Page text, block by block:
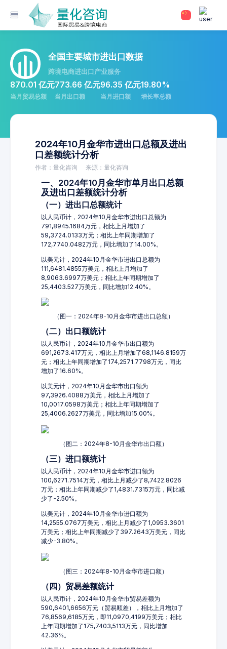
全国主要城市进出口数据
跨境电商进出口产业服务
870.01 亿元
当月贸易总额
773.66 亿元
当月出口额
96.35 亿元
当月进口额
19.80%
增长率总额
2024年10月金华市进出口总额及进出
口差额统计分析
作者：量化咨询 来源：量化咨询
一、2024年10月金华市单月出口总额
及进出口差额统计分析
（一）进出口总额统计
以人民币计，2024年10月金华市进出口总额为
791,8945.1684万元，相比上月增加了
59,3724.0133万元；相比上年同期增加了
172,7740.0482万元，同比增加了14.00%。
以美元计，2024年10月金华市进出口总额为
111,6481.4855万美元，相比上月增加了
8,9063.6997万美元；相比上年同期增加了
25,4403.527万美元，同比增加12.40%。
（图一：2024年8-10月金华市进出口总额）
（二）出口额统计
以人民币计，2024年10月金华市出口额为
691,2673.417万元，相比上月增加了68,1146.8159万
元；相比上年同期增加了174,2571.7798万元，同比
增加了16.60%。
以美元计，2024年10月金华市出口额为
97,3926.4088万美元，相比上月增加了
10,0017.0598万美元；相比上年同期增加了
25,4006.2627万美元，同比增加15.00%。
（图二：2024年8-10月金华市出口额）
（三）进口额统计
以人民币计，2024年10月金华市进口额为
100,6271.7514万元，相比上月减少了8,7422.8026
万元；相比上年同期减少了1,4831.7315万元，同比减
少了-2.50%。
以美元计，2024年10月金华市进口额为
14,2555.0767万美元，相比上月减少了1,0953.3601
万美元；相比上年同期减少了397.2643万美元，同比
减少-3.80%。
（图三：2024年8-10月金华市进口额）
（四）贸易差额统计
以人民币计，2024年10月金华市贸易差额为
590,6401,6656万元（贸易顺差），相比上月增加了
76,8569,6185万元，即11,0970,4199万美元；相比
上年同期增加了175,7403,5113万元，同比增加
42.36%。